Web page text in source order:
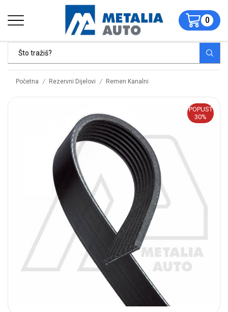
0
Početna / Rezervni Dijelovi / Remen Kanalni
POPUST
30%